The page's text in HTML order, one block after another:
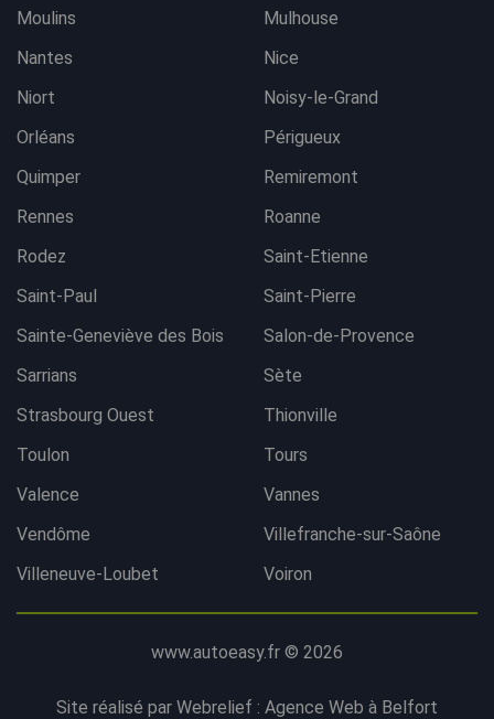
Moulins
Mulhouse
Nantes
Nice
Niort
Noisy-le-Grand
Orléans
Périgueux
Quimper
Remiremont
Rennes
Roanne
Rodez
Saint-Etienne
Saint-Paul
Saint-Pierre
Sainte-Geneviève des Bois
Salon-de-Provence
Sarrians
Sète
Strasbourg Ouest
Thionville
Toulon
Tours
Valence
Vannes
Vendôme
Villefranche-sur-Saône
Villeneuve-Loubet
Voiron
www.autoeasy.fr © 2026
Site réalisé par Webrelief : Agence Web à Belfort